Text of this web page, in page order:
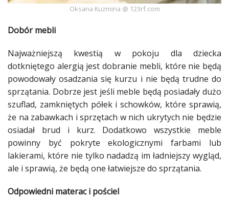
Oksana Kuzmina @ 123rf.com
Dobór mebli
Najważniejszą kwestią w pokoju dla dziecka
dotkniętego alergią jest dobranie mebli, które nie będą
powodowały osadzania się kurzu i nie będą trudne do
sprzątania. Dobrze jest jeśli meble będą posiadały dużo
szuflad, zamkniętych półek ischowków, które sprawią,
że na zabawkach i sprzętach w nich ukrytych nie będzie
osiadał brud i kurz. Dodatkowo wszystkie meble
powinny być pokryte ekologicznymi farbami lub
lakierami, które nie tylko nadadzą im ładniejszy wygląd,
ale i sprawią, że będą one łatwiejsze do sprzątania.
Odpowiedni materaci pościel